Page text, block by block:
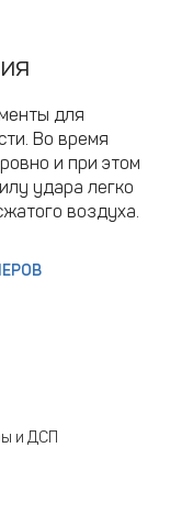
для
Во время
и при этом
удара легко
воздуха.
и ДСП